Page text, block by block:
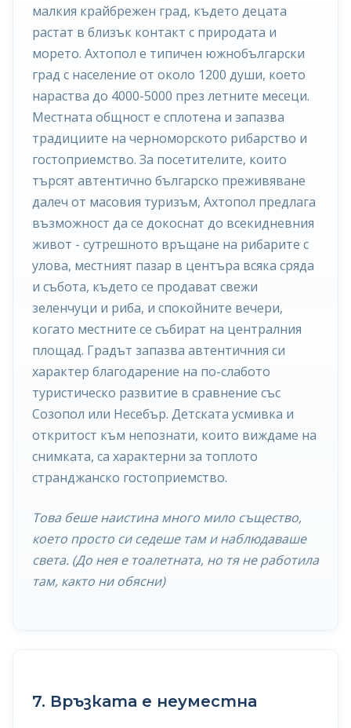
малкия крайбрежен град, където децата
растат в близък контакт с природата и
морето. Ахтопол е типичен южнобългарски
град с население от около 1200 души, което
нараства до 4000-5000 през летните месеци.
Местната общност е сплотена и запазва
традициите на черноморското рибарство и
гостоприемство. За посетителите, които
търсят автентично българско преживяване
далеч от масовия туризъм, Ахтопол предлага
възможност да се докоснат до всекидневния
живот - сутрешното връщане на рибарите с
улова, местният пазар в центъра всяка сряда
и събота, където се продават свежи
зеленчуци и риба, и спокойните вечери,
когато местните се събират на централния
площад. Градът запазва автентичния си
характер благодарение на по-слабото
туристическо развитие в сравнение със
Созопол или Несебър. Детската усмивка и
откритост към непознати, които виждаме на
снимката, са характерни за топлото
странджанско гостоприемство.
Това беше наистина много мило същество,
което просто си седеше там и наблюдаваше
света. (До нея е тоалетната, но тя не работила
там, както ни обясни)
7. Връзката е неуместна